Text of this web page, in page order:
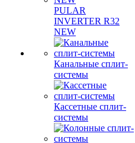
PULAR
INVERTER R32
NEW
Канальные сплит-
системы
Кассетные сплит-
системы